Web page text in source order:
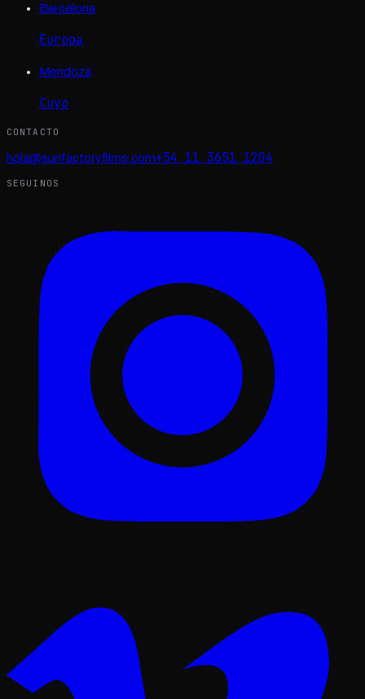
Barcelona
Europa
Mendoza
Cuyo
CONTACTO
hola@sunfactoryfilms.com+54 11 3651 1204
SEGUINOS